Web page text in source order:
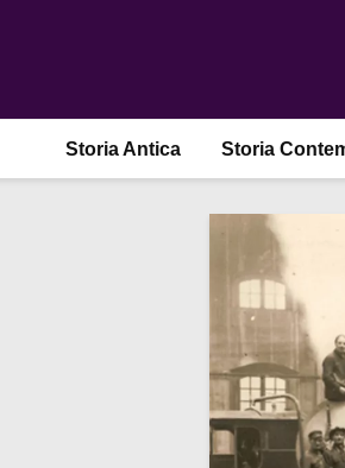
Storia Antica Storia